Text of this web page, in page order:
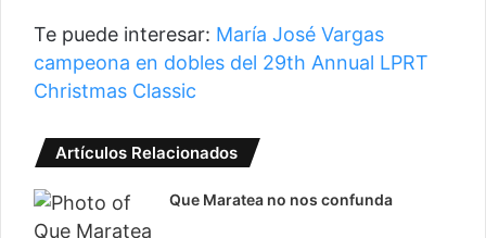
Te puede interesar: María José Vargas
campeona en dobles del 29th Annual LPRT
Christmas Classic
Artículos Relacionados
Que Maratea no nos confunda